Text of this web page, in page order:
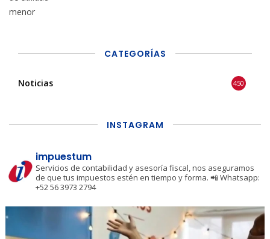
CATEGORÍAS
Noticias 450
INSTAGRAM
impuestum
Servicios de contabilidad y asesoría fiscal, nos aseguramos
de que tus impuestos estén en tiempo y forma. 📲 Whatsapp:
+52 56 3973 2794